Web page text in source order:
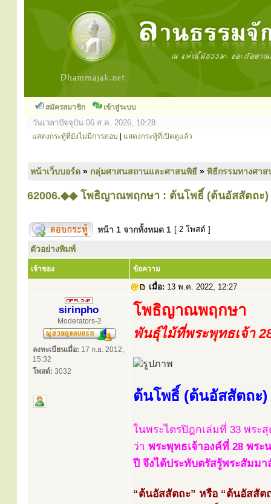
สมัครสมาชิก เข้าสู่ระบบ
วันเวลาปัจจุบัน 06 ส.ค. 2026, 10:28
แสดงกระทู้ที่ยังไม่มีการตอบ แสดงกระทู้ที่เปิดดูแล้ว
หน้าเว็บบอร์ด » กลุ่มศาสนสถานและศาสนพิธี » พิธีกรรมทางศา
62006.◆◆ โพธิญาณพฤกษา : ต้นโพธิ์ (ต้นอัสสัตถะ)
หน้า 1 จากทั้งหมด 1 [ 2 โพสต์ ]
ตัวอย่างพิมพ์
เจ้าของ ข้อความ
เมื่อ: 13 พ.ค. 2022, 12:27
sirinpho
Moderators-2
ลงทะเบียนเมื่อ: 17 ก.ย. 2012,
15:32
โพสต์: 3032
โพธิญาณพฤกษา
พันธุ์ไม้ที่พระพุทธเจ้า
ต้นโพธิ์ (ต้นอัสสัตถะ)
ในพระไตรปิฎกเล่มที่ 33 พร
ว่า พระพุทธเจ้าองค์ที่ 28 พระ
ปี จึงได้ประทับตรัสรู้พระสัม
“ต้นอัสสัตถะ” หรือ “ต้นอัสสั